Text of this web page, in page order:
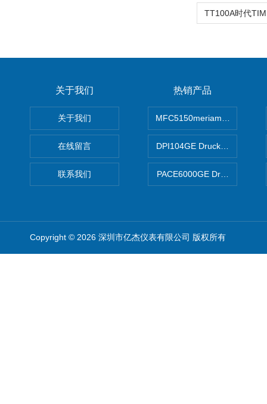
关于我们
关于我们
在线留言
联系我们
热销产品
MFC5150meriam智能手操器
DPI104GE Druck德鲁克
PACE6000GE Druck德鲁克
Copyright © 2026 深圳市亿杰仪表有限公司 版权所有